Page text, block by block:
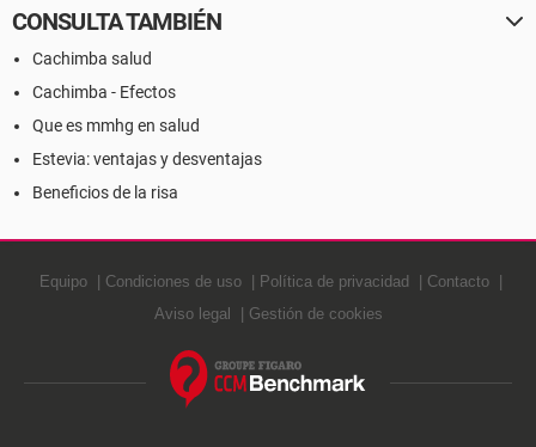
CONSULTA TAMBIÉN
Cachimba salud
Cachimba - Efectos
Que es mmhg en salud
Estevia: ventajas y desventajas
Beneficios de la risa
Equipo Condiciones de uso Política de privacidad
Contacto
Aviso legal
Gestión de cookies